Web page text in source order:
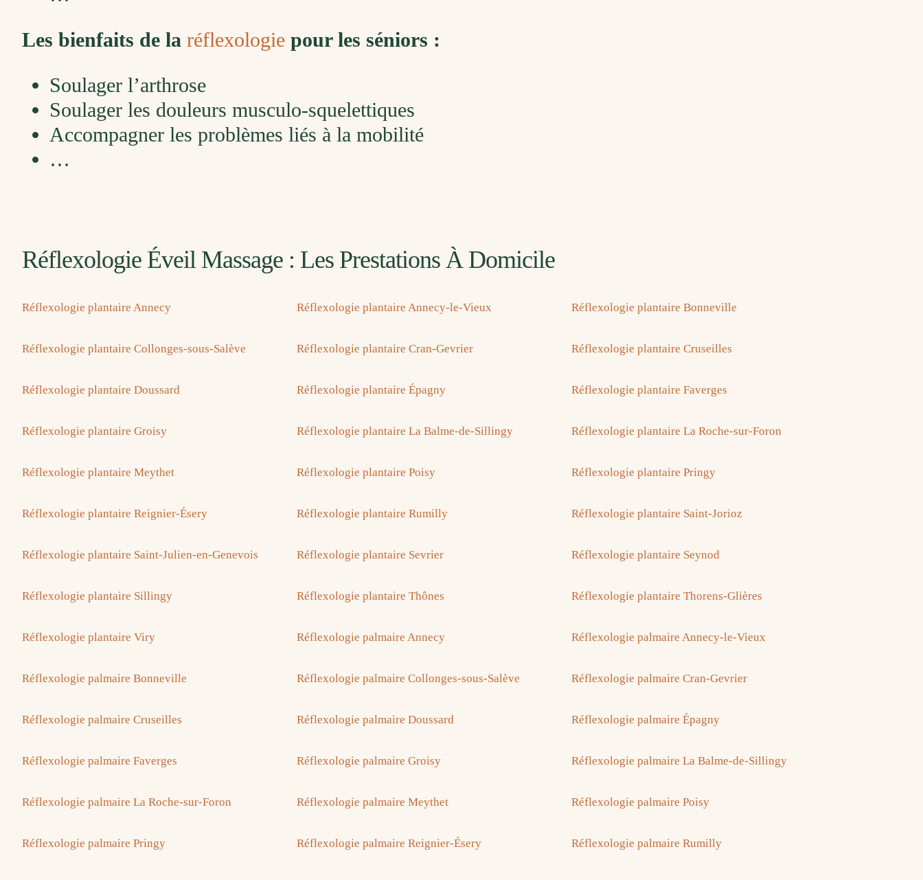
Les bienfaits de la réflexologie pour les séniors :
Soulager l’arthrose
Soulager les douleurs musculo-squelettiques
Accompagner les problèmes liés à la mobilité
…
Réflexologie Éveil Massage : Les Prestations À Domicile
Réflexologie plantaire Annecy Réflexologie plantaire Annecy-le-Vieux Réflexologie plantaire Bonneville
Réflexologie plantaire Collonges-sous-Salève Réflexologie plantaire Cran-Gevrier Réflexologie plantaire Cruseilles
Réflexologie plantaire Doussard Réflexologie plantaire Épagny Réflexologie plantaire Faverges
Réflexologie plantaire Groisy Réflexologie plantaire La Balme-de-Sillingy Réflexologie plantaire La Roche-sur-Foron
Réflexologie plantaire Meythet Réflexologie plantaire Poisy Réflexologie plantaire Pringy
Réflexologie plantaire Reignier-Ésery Réflexologie plantaire Rumilly Réflexologie plantaire Saint-Jorioz
Réflexologie plantaire Saint-Julien-en-Genevois Réflexologie plantaire Sevrier Réflexologie plantaire Seynod
Réflexologie plantaire Sillingy Réflexologie plantaire Thônes Réflexologie plantaire Thorens-Glières
Réflexologie plantaire Viry Réflexologie palmaire Annecy Réflexologie palmaire Annecy-le-Vieux
Réflexologie palmaire Bonneville Réflexologie palmaire Collonges-sous-Salève Réflexologie palmaire Cran-Gevrier
Réflexologie palmaire Cruseilles Réflexologie palmaire Doussard Réflexologie palmaire Épagny
Réflexologie palmaire Faverges Réflexologie palmaire Groisy Réflexologie palmaire La Balme-de-Sillingy
Réflexologie palmaire La Roche-sur-Foron Réflexologie palmaire Meythet Réflexologie palmaire Poisy
Réflexologie palmaire Pringy Réflexologie palmaire Reignier-Ésery Réflexologie palmaire Rumilly